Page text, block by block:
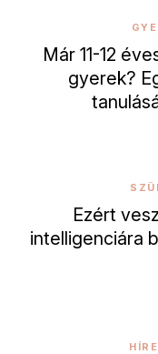
Már 11-12
gyerek?
Ezért
intelligenciára